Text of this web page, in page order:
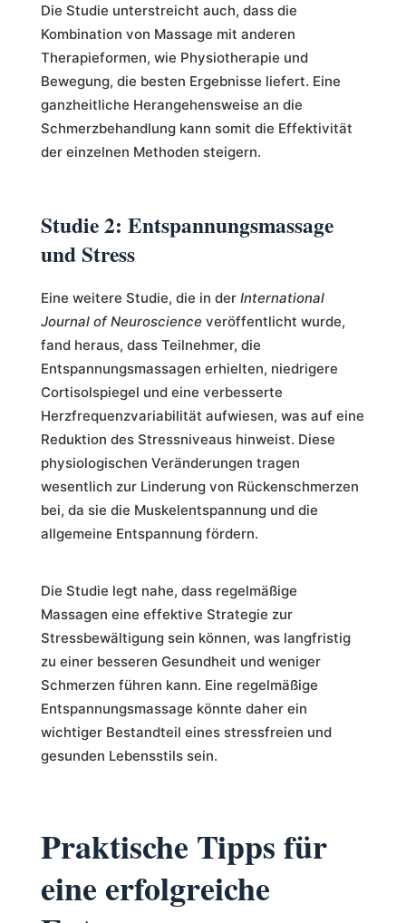
Die Studie unterstreicht auch, dass die
Kombination von Massage mit anderen
Therapieformen, wie Physiotherapie und
Bewegung, die besten Ergebnisse liefert. Eine
ganzheitliche Herangehensweise an die
Schmerzbehandlung kann somit die Effektivität
der einzelnen Methoden steigern.
Studie 2: Entspannungsmassage
und Stress
Eine weitere Studie, die in der International
Journal of Neuroscienceveröffentlicht wurde,
fand heraus, dass Teilnehmer, die
Entspannungsmassagen erhielten, niedrigere
Cortisolspiegel und eine verbesserte
Herzfrequenzvariabilität aufwiesen, was auf eine
Reduktion des Stressniveaus hinweist. Diese
physiologischen Veränderungen tragen
wesentlich zur Linderung von Rückenschmerzen
bei, da sie die Muskelentspannung und die
allgemeine Entspannung fördern.
Die Studie legt nahe, dass regelmäßige
Massagen eine effektive Strategie zur
Stressbewältigung sein können, was langfristig
zu einer besseren Gesundheit und weniger
Schmerzen führen kann. Eine regelmäßige
Entspannungsmassage könnte daher ein
wichtiger Bestandteil eines stressfreien und
gesunden Lebensstils sein.
Praktische Tipps für
eine erfolgreiche